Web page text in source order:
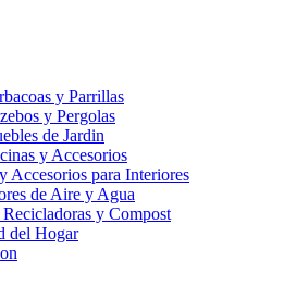
y Parrillas
y Pergolas
de Jardin
y Accesorios
Accesorios para Interiores
de Aire y Agua
y Compost
del Hogar